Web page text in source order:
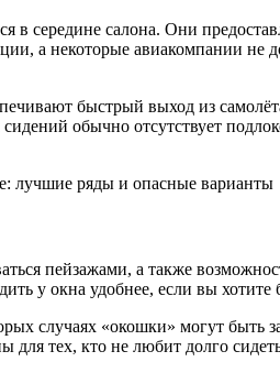
середине салона. Они
а некоторые авиакомпании не
быстрый выход из
обычно отсутствует
пейзажами, а также
у окна удобнее, если вы хотите
случаях «окошки» могут быть
для тех, кто не любит долго